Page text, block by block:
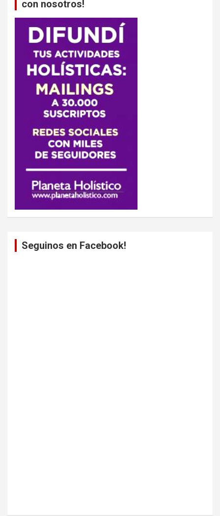
con nosotros!
Seguinos en Facebook!